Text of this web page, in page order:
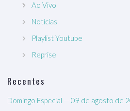
Ao Vivo
Notícias
Playlist Youtube
Reprise
Recentes
Domingo Especial — 09 de agosto de